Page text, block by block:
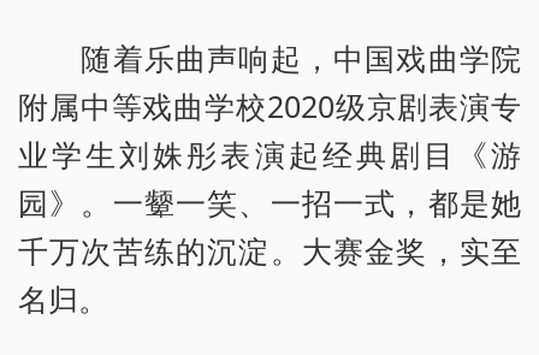
随着乐曲声响起，中国戏曲学院
附属中等戏曲学校2020级京剧表演专
业学生刘姝彤表演起经典剧目《游
园》。一颦一笑、一招一式，都是她
千万次苦练的沉淀。大赛金奖，实至
名归。